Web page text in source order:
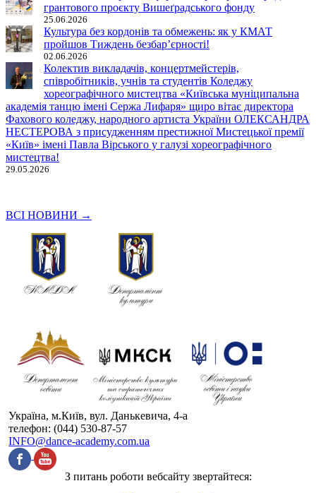
грантового проєкту Вишеґрадського фонду
25.06.2026
Культура без кордонів та обмежень: як у КМАТ
пройшов Тиждень безбар’єрності!
02.06.2026
Колектив викладачів, концертмейстерів,
співробітників, учнів та студентів Коледжу
хореографічного мистецтва «Київська муніципальна
академія танцю імені Сержа Лифаря» щиро вітає директора
Фахового коледжу, народного артиста України ОЛЕКСАНДРА
НЕСТЕРОВА з присудженням престижної Мистецької премії
«Київ» імені Павла Вірського у галузі хореографічного
мистецтва!
29.05.2026
ВСІ НОВИНИ →
Україна, м.Київ, вул. Данькевича, 4-а
телефон: (044) 530-87-57
INFO@dance-academy.com.ua
З питань роботи вебсайту звертайтеся: